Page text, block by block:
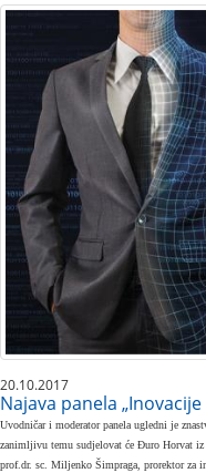
20.10.2017
Najava panela
Uvodničar i moderator panela ugledni je
zanimljivu temu sudjelovat će Đuro Horvat
prof.dr. sc. Miljenko Šimpraga, prorektor za